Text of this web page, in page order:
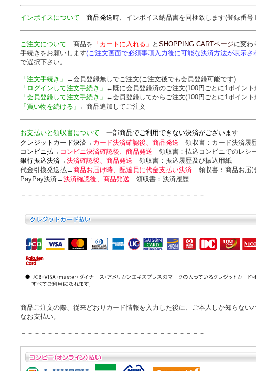
インボイスについて 商品発送時、 インボイス納品書を 同梱致します(登録番号
ご注文について 商品を 「カートに入れる」 と SHOPPING CARTページに変わ
手続きをお願いします(ご注文画面で必須事項入力後に可能な決済方法が表示さ
で選択下さい。
「注文手続き」 ←会員登録無しでご注文(ご注文後でも会員登録可能です)
「ログインして注文手続き」 ←既に会員登録済のご注文(100円ごとに1ポイント
「会員登録して注文手続き」 ←会員登録してからご注文(100円ごとに1ポイント
「買い物を続ける」 ←商品追加してご注文
お支払いと領収書について 一部商品でご利用できない決済がございます
クレジットカード決済→ カード決済確認後、商品発送 領収書：カード決済履
コンビニ払→ コンビニ決済確認後、商品発送 領収書： 払込コンビニでのレシ
銀行振込決済→決済確認後、商品発送 領収書： 振込履歴及び振込用紙
代金引換発送払→商品お届け時、配達員に代金支払い決済 領収書： 商品お届
PayPay決済→決済確認後、商品発送 領収書： 決済履歴
－－－－－－－－－－－－－－－－－－－－－－－－－－－－
商品ご注文の際、従来どおりカード情報を入力した後に、ご本人しか知らない
なお支払い。
－－－－－－－－－－－－－－－－－－－－－－－－－－－－